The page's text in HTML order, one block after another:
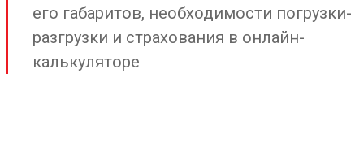
его габаритов, необходимости погрузки-
разгрузки и страхования в онлайн-
калькуляторе